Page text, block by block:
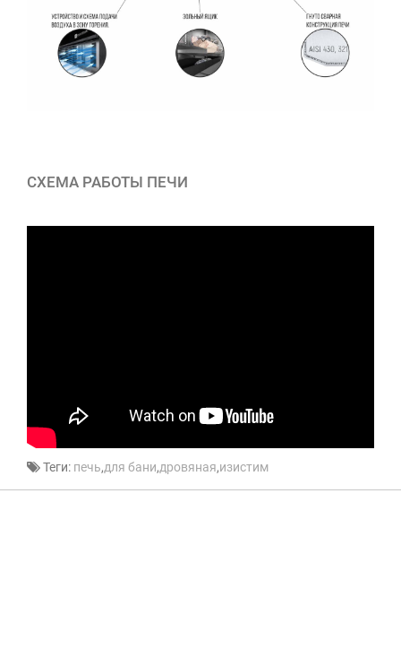
СХЕМА РАБОТЫ ПЕЧИ
Теги: печь,для бани,дровяная,изистим